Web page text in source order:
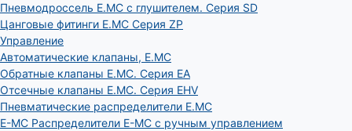
Пневмодроссель E.MC с глушителем. Серия SD
Цанговые фитинги E.MC Серия ZP
Управление
Автоматические клапаны, Е.МС
Обратные клапаны E.MC. Серия EA
Отсечные клапаны E.MC. Серия EHV
Пневматические распределители E.MC
E-MC Распределители E-MC с ручным управлением